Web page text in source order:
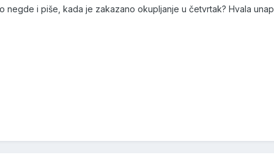
negde i piše, kada je zakazano okupljanje u četvrtak? Hvala